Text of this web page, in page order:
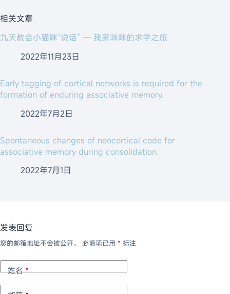
相关文章
九天教会小猫咪“说话” — 我家咪咪的求学之旅
2022年11月23日
Early tagging of cortical networks is required for the
formation of enduring associative memory.
2022年7月2日
Spontaneous changes of neocortical code for
associative memory during consolidation.
2022年7月1日
发表回复
您的邮箱地址不会被公开。 必填项已用 * 标注
姓名*